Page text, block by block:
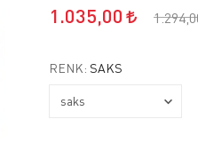
1.035,00
RENK: SAKS